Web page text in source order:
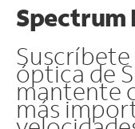
Spectrum
óptica de
mantente
más